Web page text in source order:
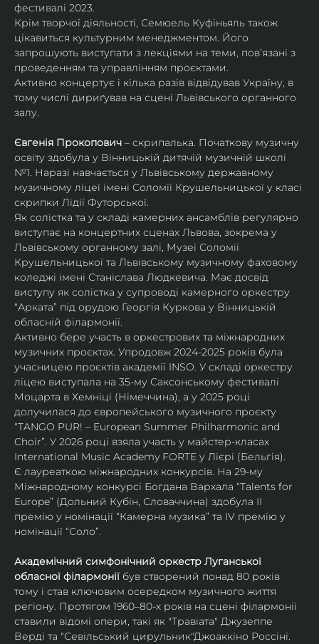
фестивалі 2023.
Крім творчої діяльності, Семюель Куфіньяль також
цікавиться культурним менеджментом. Його
запрошують виступати з лекціями на теми, пов’язані з
проведенням та управлінням проєктами.
Активно концертує і кілька разів відвідував Україну, в
тому числі дириґував на сцені Львівського органного
залу.
Євгенія Прокопович – скрипалька. Початкову музичну
освіту здобула у Вінницькій дитячій музичній школі
№1. Наразі навчається у Львівському державному
музичному ліцеї імені Соломії Крушельницької у класі
скрипки Лідії Футорської.
Як солістка та у складі камерних ансамблів регулярно
виступає на концертних сценах Львова, зокрема у
Львівському органному залі, Музеї Соломії
Крушельницької та Львівському музичному фаховому
коледжі імені Станіслава Людкевича. Має досвід
виступу як солістка у супроводі камерного оркестру
“Арката” під орудою Георгія Куркова у Вінницькій
обласній філармонії.
Активно бере участь в оркестрових та міжнародних
музичних проєктах. Упродовж 2024-2025 років була
учасницею проєктів академії INSO. У складі оркестру
ліцею виступала на 35-му Саксонському фестивалі
Моцарта в Хемніці (Німеччина), а у 2025 році
долучилася до європейського музичного проєкту
“TANGO PUR! – European Summer Philharmonic and
Choir”. У 2026 році взяла участь у майстер-класах
International Music Academy FORTE у Лієрі (Бельгія).
Є лауреаткою міжнародних конкурсів. На 29-му
Міжнародному конкурсі Богдана Вархала “Talents for
Europe” (Дольний Кубін, Словаччина) здобула ІІ
премію у номінації “Камерна музика” та IV премію у
номінації “Соло”.
Академічний симфонічний оркестр Луганської
обласної філармонії був створений понад 80 років
тому і став ключовим осередком музичного життя
регіону. Протягом 1960–80-х років на сцені філармонії
ставили відомі опери, такі як "Травіата" Джузеппе
Верді та "Севільський цирульник"Джоаккіно Россіні.